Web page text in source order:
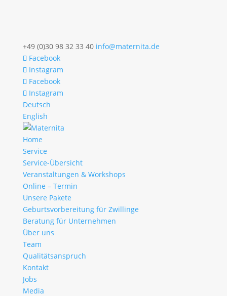
+49 (0)30 98 32 33 40 info@maternita.de
Facebook
Instagram
Facebook
Instagram
Deutsch
English
Home
Service
Service-Übersicht
Veranstaltungen & Workshops
Online – Termin
Unsere Pakete
Geburtsvorbereitung für Zwillinge
Beratung für Unternehmen
Über uns
Team
Qualitätsanspruch
Kontakt
Jobs
Media